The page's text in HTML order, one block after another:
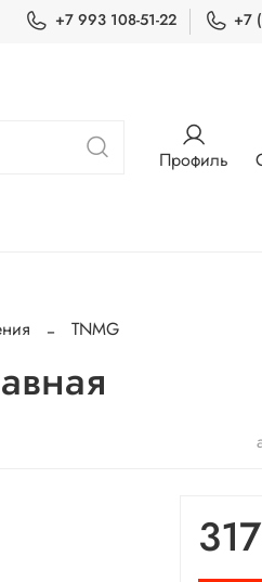
+7 993 108-51-22 +7
Профиль
TNMG